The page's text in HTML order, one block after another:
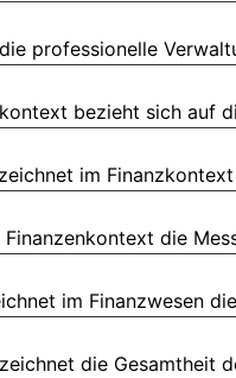
professionelle
bezieht sich auf
im
die
im Finanzwesen
die Gesamtheit